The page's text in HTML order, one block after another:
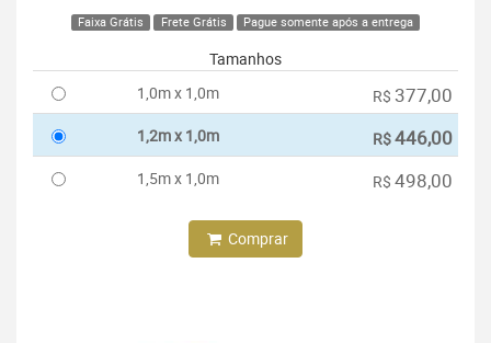
Faixa Grátis Frete Grátis Pague somente após a entrega
Tamanhos
1,0m x 1,0m
R$ 377,00
1,2m x 1,0m R$446,00
1,5m x 1,0m R$ 498,00
Comprar